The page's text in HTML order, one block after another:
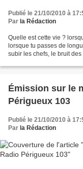
Publié le 21/10/2010 à
Par la Rédaction
Quelle est cette vie ?
lorsque tu passes de
subir les chefs, le bruit
Émission sur le
Périgueux 103
Publié le 21/10/2010 à
Par la Rédaction